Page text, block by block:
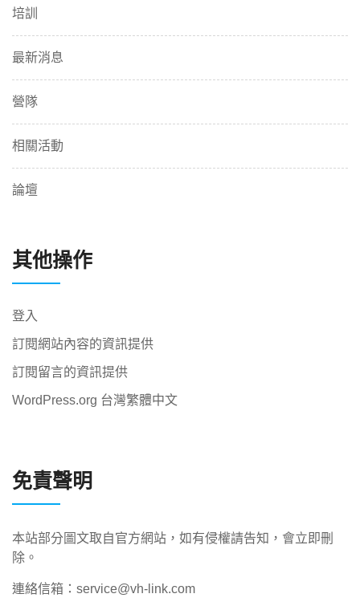
培訓
最新消息
營隊
相關活動
論壇
其他操作
登入
訂閱網站內容的資訊提供
訂閱留言的資訊提供
WordPress.org 台灣繁體中文
免責聲明
本站部分圖文取自官方網站，如有侵權請告知，會立即刪
除。
連絡信箱：service@vh-link.com